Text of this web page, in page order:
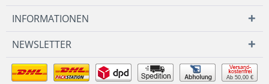
INFORMATIONEN
NEWSLETTER
Ab 50,00 €